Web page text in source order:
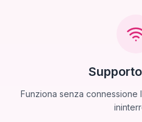
Funziona senza connessione